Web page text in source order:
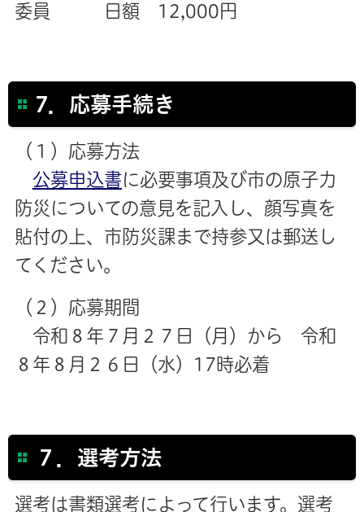
委員 日額 12,000円
7．応募手続き
（１）応募方法
公募申込書に必要事項及び市の原子力
防災についての意見を記入し、顔写真を
貼付の上、市防災課まで持参又は郵送し
てください。
（２）応募期間
令和８年７月２７日（月）から 令和
８年８月２６日（水）17時必着
７．選考方法
選考は書類選考によって行います。選考